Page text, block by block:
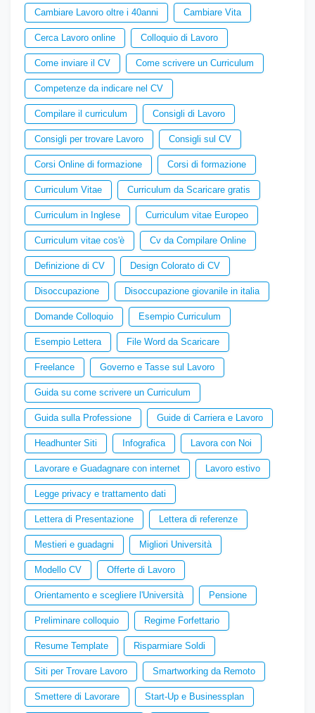
Cambiare Lavoro oltre i 40anni Cambiare Vita
Cerca Lavoro online Colloquio di Lavoro
Come inviare il CV Come scrivere un Curriculum
Competenze da indicare nel CV
Compilare il curriculum Consigli di Lavoro
Consigli per trovare Lavoro Consigli sul CV
Corsi Online di formazione Corsi di formazione
Curriculum Vitae Curriculum da Scaricare gratis
Curriculum in Inglese Curriculum vitae Europeo
Curriculum vitae cos'è Cv da Compilare Online
Definizione di CV Design Colorato di CV
Disoccupazione Disoccupazione giovanile in italia
Domande Colloquio Esempio Curriculum
Esempio Lettera File Word da Scaricare
Freelance Governo e Tasse sul Lavoro
Guida su come scrivere un Curriculum
Guida sulla Professione Guide di Carriera e Lavoro
Headhunter Siti Infografica Lavora con Noi
Lavorare e Guadagnare con internet Lavoro estivo
Legge privacy e trattamento dati
Lettera di Presentazione Lettera di referenze
Mestieri e guadagni Migliori Università
Modello CV Offerte di Lavoro
Orientamento e scegliere l'Università Pensione
Preliminare colloquio Regime Forfettario
Resume Template Risparmiare Soldi
Siti per Trovare Lavoro Smartworking da Remoto
Smettere di Lavorare Start-Up e Businessplan